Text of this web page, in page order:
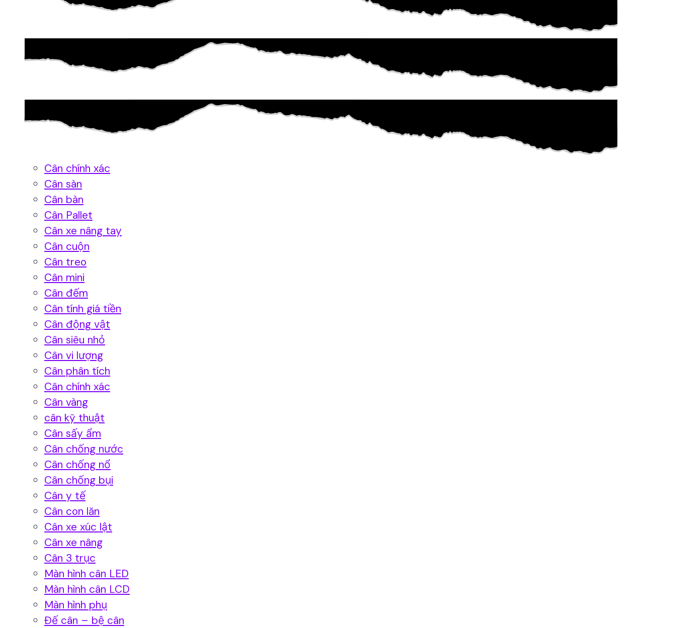
Cân chính xác
Cân sàn
Cân bàn
Cân Pallet
Cân xe nâng tay
Cân cuộn
Cân treo
Cân mini
Cân đếm
Cân tính giá tiền
Cân động vật
Cân siêu nhỏ
Cân vi lượng
Cân phân tích
Cân chính xác
Cân vàng
cân kỹ thuật
Cân sấy ẩm
Cân chống nước
Cân chống nổ
Cân chống bụi
Cân y tế
Cân con lăn
Cân xe xúc lật
Cân xe nâng
Cân 3 trục
Màn hình cân LED
Màn hình cân LCD
Màn hình phụ
Đế cân – bệ cân